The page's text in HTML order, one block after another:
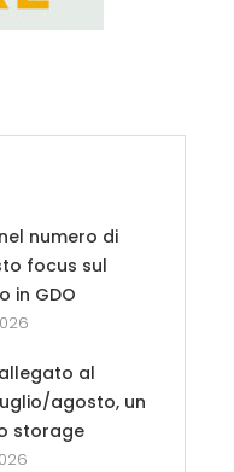
numero di
focus sul
in GDO
al
agosto, un
storage